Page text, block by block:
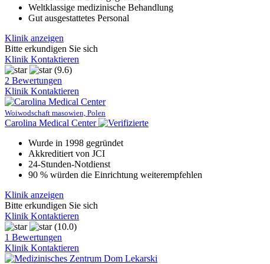
Weltklassige medizinische Behandlung
Gut ausgestattetes Personal
Klinik anzeigen
Bitte erkundigen Sie sich
Klinik Kontaktieren
(9.6)
2 Bewertungen
Klinik Kontaktieren
Woiwodschaft masowien, Polen
Carolina Medical Center
Wurde in 1998 gegründet
Akkreditiert von JCI
24-Stunden-Notdienst
90 % würden die Einrichtung weiterempfehlen
Klinik anzeigen
Bitte erkundigen Sie sich
Klinik Kontaktieren
(10.0)
1 Bewertungen
Klinik Kontaktieren